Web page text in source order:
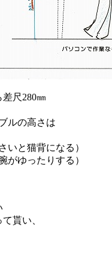
尺280㎜
ルの高さは
と猫背になる）
ゆったりする）
貰い、